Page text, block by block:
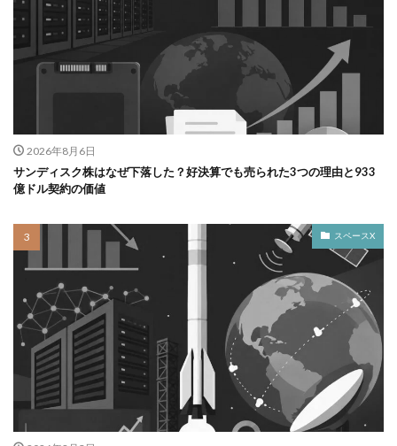
2026年8月6日
サンディスク株はなぜ下落した？好決算でも売られた3つの理由と933
億ドル契約の価値
スペースX